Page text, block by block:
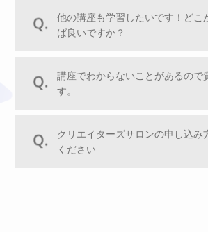
他の講座も学習したいです！どこ
ば良いですか？
講座でわからないことがあるので
す。
クリエイターズサロンの申し込み
ください